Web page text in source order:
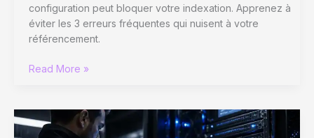
configuration peut bloquer votre indexation. Apprenez à
éviter les 3 erreurs fréquentes qui nuisent à votre
référencement.
Robots.txt
3
erreurs
Read More »